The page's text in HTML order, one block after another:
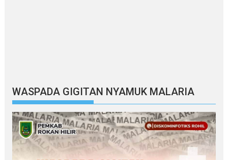
WASPADA GIGITAN NYAMUK MALARIA